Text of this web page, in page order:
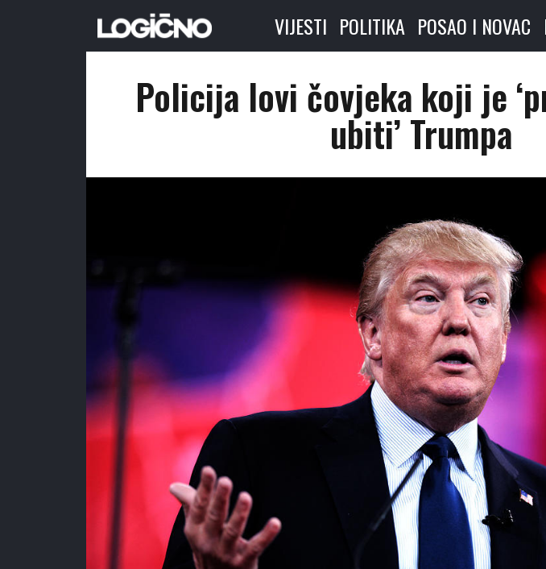
VIJESTI POLITIKA POSAO I NOVAC
Policija lovi čovjeka koji je
ubiti’ Trumpa